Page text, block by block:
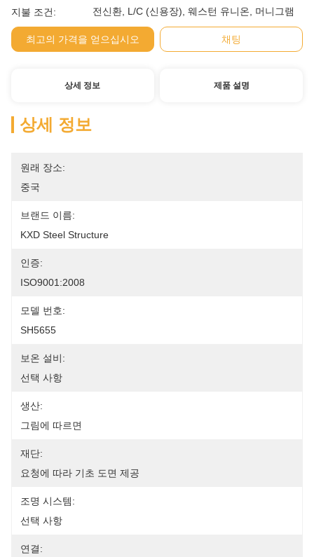
지불 조건: 전신환, L/C (신용장), 웨스턴 유니온, 머니그램
최고의 가격을 얻으십시오 채팅
상세 정보 제품 설명
상세 정보
원래 장소:
중국
브랜드 이름:
KXD Steel Structure
인증:
ISO9001:2008
모델 번호:
SH5655
보온 설비:
선택 사항
생산:
그림에 따르면
재단:
요청에 따라 기초 도면 제공
조명 시스템:
선택 사항
연결: